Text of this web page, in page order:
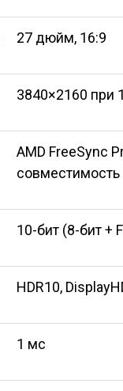
27 дюйм, 16:9
3840×2160 при
AMD FreeSync
совместимость
10-бит (8-бит +
HDR10,
1 мс